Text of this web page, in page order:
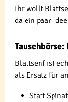
Ihr wollt
da ein paar
Blattsenf ist
als Ersatz für
Statt